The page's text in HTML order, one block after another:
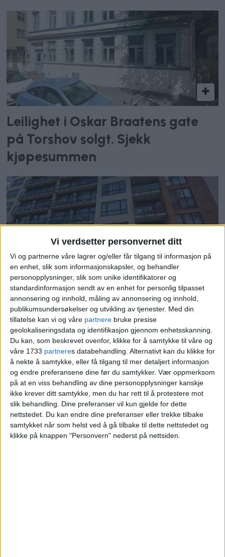
Vi verdsetter personvernet ditt
Vi og partnerne våre lagrer og/eller får tilgang til informasjon på
en enhet, slik som informasjonskapsler, og behandler
personopplysninger, slik som unike identifikatorer og
standardinformasjon sendt av en enhet for personlig tilpasset
annonsering og innhold, måling av annonsering og innhold,
publikumsundersøkelser og utvikling av tjenester. Med din
tillatelse kan vi og våre partnere bruke presise
geolokaliseringsdata og identifikasjon gjennom enhetsskanning.
Du kan, som beskrevet ovenfor, klikke for å samtykke til våre og
våre 1733 partneres databehandling. Alternativt kan du klikke for
å nekte å samtykke, eller få tilgang til mer detaljert informasjon
og endre preferansene dine før du samtykker. Vær oppmerksom
på at en viss behandling av dine personopplysninger kanskje
ikke krever ditt samtykke, men du har rett til å protestere mot
slik behandling. Dine preferanser vil kun gjelde for dette
nettstedet. Du kan endre dine preferanser eller trekke tilbake
samtykket når som helst ved å gå tilbake til dette nettstedet og
klikke på knappen "Personvern" nederst på nettsiden.
Leilighet i Oskar Braatens gate
på Torshov solgt. Sjekk
kjøpesummen
Se hva eiendom på Ila nettopp er
kjøpt for. Slik er boligmarkedet i
kommunen nå